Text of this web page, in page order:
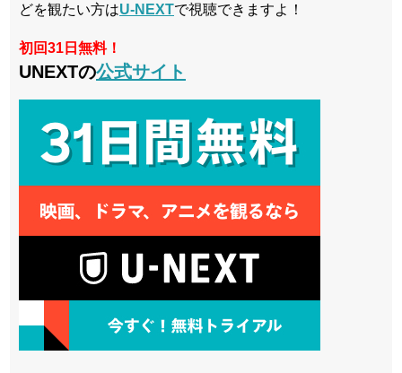
どを観たい方はU-NEXTで視聴できますよ！
初回31日無料！
UNEXTの公式サイト